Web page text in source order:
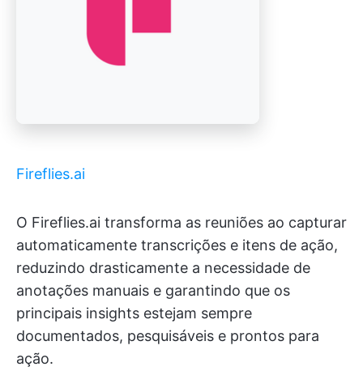
Fireflies.ai
O Fireflies.ai transforma as reuniões ao capturar
automaticamente transcrições e itens de ação,
reduzindo drasticamente a necessidade de
anotações manuais e garantindo que os
principais insights estejam sempre
documentados, pesquisáveis e prontos para
ação.